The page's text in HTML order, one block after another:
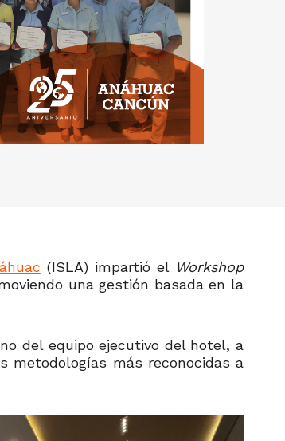
(ISLA) impartió el Workshop
una gestión basada en la
del equipo ejecutivo del hotel, a
metodologías más reconocidas a